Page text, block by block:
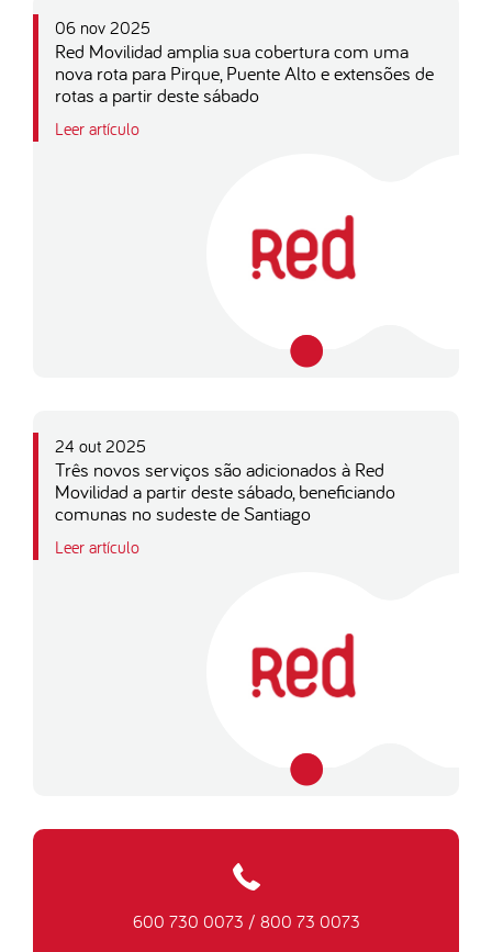
06 nov 2025
Red Movilidad amplia sua cobertura com uma
nova rota para Pirque, Puente Alto e extensões de
rotas a partir deste sábado
Leer artículo
24 out 2025
Três novos serviços são adicionados à Red
Movilidad a partir deste sábado, beneficiando
comunas no sudeste de Santiago
Leer artículo
600 730 0073 / 800 73 0073